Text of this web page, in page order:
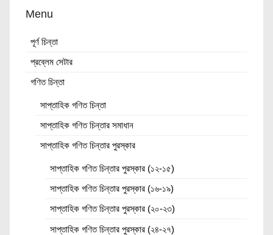
Menu
পূর্ণ চিন্তা
প্রব্লেম সেটার
গণিত চিন্তা
সাপ্তাহিক গণিত চিন্তা
সাপ্তাহিক গণিত চিন্তার সমাধান
সাপ্তাহিক গণিত চিন্তার পুরস্কার
সাপ্তাহিক গণিত চিন্তার পুরস্কার (১২-১৫)
সাপ্তাহিক গণিত চিন্তার পুরস্কার (১৬-১৯)
সাপ্তাহিক গণিত চিন্তার পুরস্কার (২০-২৩)
সাপ্তাহিক গণিত চিন্তার পুরস্কার (২৪-২৭)